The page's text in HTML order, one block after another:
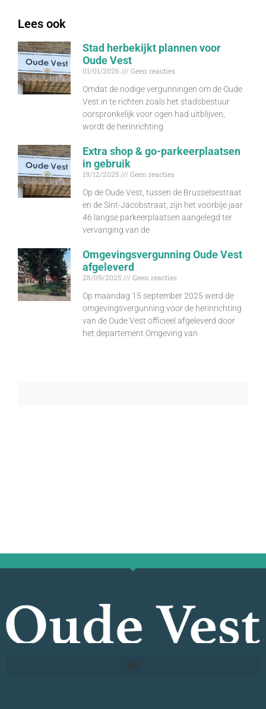
Lees ook
Stad herbekijkt plannen voor
Oude Vest
01/01/2026
Geen reacties
Omdat de nodige vergunningen om de Oude
Vest in te richten zoals het stadsbestuur
oorspronkelijk voor ogen had uitblijven,
wordt de herinrichting
Extra shop & go-parkeerplaatsen
in gebruik
19/12/2025
Geen reacties
Op de Oude Vest, tussen de Brusselsestraat
en de Sint-Jacobstraat, zijn het voorbije jaar
46 langse parkeerplaatsen aangelegd ter
vervanging van de
Omgevingsvergunning Oude Vest
afgeleverd
28/09/2025
Geen reacties
Op maandag 15 september 2025 werd de
omgevingsvergunning voor de herinrichting
van de Oude Vest officieel afgeleverd door
het departement Omgeving van